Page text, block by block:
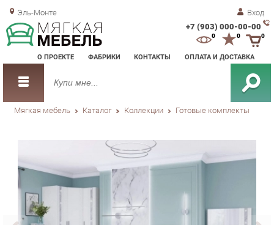
Эль-Монте Вход
+7 (903) 000-00-00
О ПРОЕКТЕ ФАБРИКИ КОНТАКТЫ ОПЛАТА И ДОСТАВКА
0 0
Мягкая мебель Каталог Коллекции Готовые комплекты